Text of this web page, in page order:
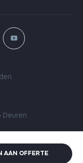
AAN OFFERTE
Deuren